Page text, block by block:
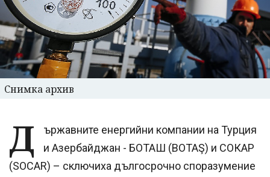
Снимка архив
Д
ържавните енергийни компании на Турция
и Азербайджан - БОТАШ (BOTAŞ) и СОКАР
(SOCAR) – сключиха дългосрочно споразумение